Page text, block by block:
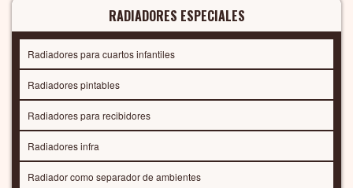
RADIADORES ESPECIALES
Radiadores para cuartos infantiles
Radiadores pintables
Radiadores para recibidores
Radiadores infra
Radiador como separador de ambientes